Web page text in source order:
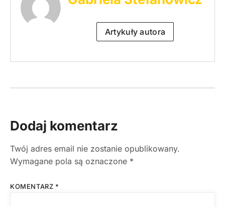
Artykuły autora
Dodaj komentarz
Twój adres email nie zostanie opublikowany.
Wymagane pola są oznaczone *
KOMENTARZ *